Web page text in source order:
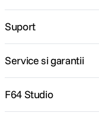
Suport
Service si garantii
F64 Studio